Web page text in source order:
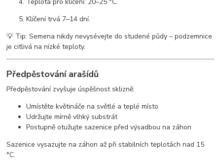
Teplota pro klíčení: 20–25 °C.
Klíčení trvá 7–14 dní.
💡 Tip: Semena nikdy nevysévejte do studené půdy – podzemnice
je citlivá na nízké teploty.
Předpěstování arašídů
Předpěstování zvyšuje úspěšnost sklizně:
Umístěte květináče na světlé a teplé místo
Udržujte mírně vlhký substrát
Postupně otužujte sazenice před výsadbou na záhon
Sazenice vysazujte na záhon až při stabilních teplotách nad 15
°C.